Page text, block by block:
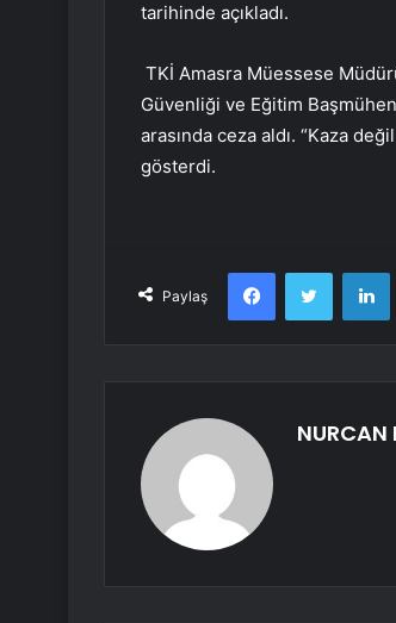
tarihinde açıkladı.
TKİ Amasra Müessese
Güvenliği ve Eğitim
arasında ceza aldı. “Kaza
gösterdi.
Paylaş
FacebookTwitter
NURCAN